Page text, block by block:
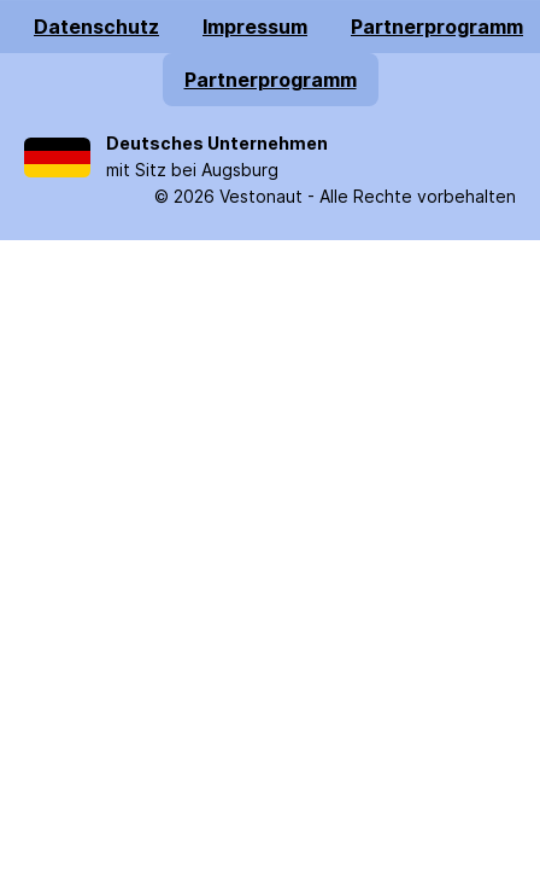
Datenschutz Impressum Partnerprogramm
Partnerprogramm
Deutsches Unternehmen
mit Sitz bei Augsburg
© 2026 Vestonaut - Alle Rechte vorbehalten